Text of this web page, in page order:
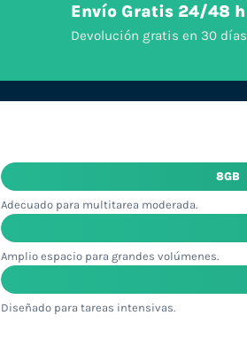
Envío Gratis 24/48 h
Devolución gratis en 30 días
8GB
Adecuado para multitarea moderada.
Amplio espacio para grandes volúmenes.
Diseñado para tareas intensivas.